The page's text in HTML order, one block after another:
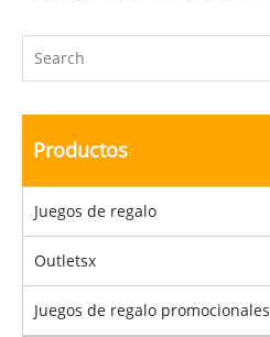
Productos
Juegos de regalo
Outletsx
Juegos de regalo promocionales